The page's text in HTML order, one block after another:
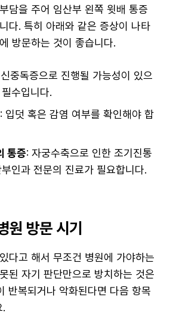
담을 주어 임산부 왼쪽 윗배 통증
다. 특히 아래와 같은 증상이 나타
방문하는 것이 좋습니다.
중독증으로 진행될 가능성이 있으
수입니다.
: 입덧 혹은 감염 여부를 확인해야 합
통증: 자궁수축으로 인한 조기진통
인과 전문의 진료가 필요합니다.
원 방문 시기
다고 해서 무조건 병원에 가야하는
된 자기 판단만으로 방치하는 것은
반복되거나 악화된다면 다음 항목
.